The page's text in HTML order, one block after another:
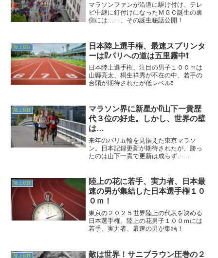
マラソンファンが沿道に駆け付け、テレ
ビ中継に釘付けになったＭＧＣ誕生の裏
側には……、その誕生秘話公開！
陸上競技
日本陸上選手権、最速スプリンタ
ーは⁉️パリへの道は五里霧中❗
日本陸上選手権、注目の男子１００ｍは
山縣亮太、桐生祥秀が不在の中、若手の
台頭が期待されたが低レベル❗
陸上競技
マラソン界に新星か⁉️山下一貴歴
代３位の好走。しかし、世界の壁
は…
来年のパリ五輪を見据えた東京マラソ
ン。日本記録更新が期待されたが、勝っ
たのは山下一貴で更新は成らず……
陸上競技
陸上の花に若手、実力者、日本最
速の男が集結した日本選手権１０
０ｍ！
東京の２０２５世界陸上の代表を決める
日本選手権。陸上の花男子１００ｍには
若手、実力者、最速の男が集結！
陸上競技
敵は世界！サニブラウン圧巻の２